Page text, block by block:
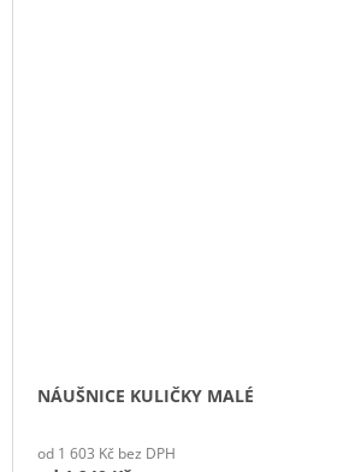
NÁUŠNICE KULIČKY MALÉ
od 1 603 Kč bez DPH